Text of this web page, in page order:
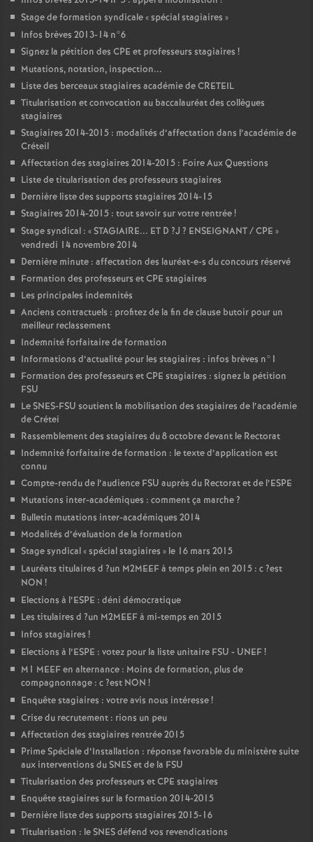
Stage de formation syndicale «spécial stagiaires »
Infos brèves 2013-14 n°6
Signez la pétition des CPE et professeurs stagiaires !
Mutations, notation, inspection...
Liste des berceaux stagiaires académie deCRETEIL
Titularisation et convocation au baccalauréat des collègues
stagiaires
Stagiaires 2014-2015 : modalités d’affectation dans l’académie de
Créteil
Affectation des stagiaires 2014-2015 : Foire Aux Questions
Liste de titularisation des professeurs stagiaires
Dernière liste des supports stagiaires 2014-15
Stagiaires 2014-2015 : tout savoir sur votre rentrée!
Stage syndical : «STAGIAIRE... ET D ?J ? ENSEIGNANT/CPE »
vendredi 14 novembre 2014
Dernière minute : affectation des lauréat-e-s du concours réservé
Formation des professeurs etCPE stagiaires
Les principales indemnités
Anciens contractuels : profitez de la fin de clause butoir pour un
meilleur reclassement
Indemnité forfaitaire de formation
Informations d’actualité pour les stagiaires : infos brèves n°1
Formation des professeurs etCPE stagiaires : signez la pétition
FSU
LeSNES-FSU soutient la mobilisation des stagiaires de l’académie
de Crétei
Rassemblement des stagiaires du 8 octobre devant le Rectorat
Indemnité forfaitaire de formation : le texte d’application est
connu
Compte-rendu de l’audience FSU auprès du Rectorat et de l’ESPE
Mutations inter-académiques : comment ça marche?
Bulletin mutations inter-académiques 2014
Modalités d’évaluation de la formation
Stage syndical «spécial stagiaires » le 16 mars 2015
Lauréats titulaires d ?un M2MEEFà temps plein en 2015 : c?est
NON !
Elections à l’ESPE : déni démocratique
Les titulaires d ?un M2MEEFà mi-temps en 2015
Infos stagiaires !
Elections à l’ESPE : votez pour la liste unitaire FSU - UNEF!
M1 MEEFen alternance : Moins de formation, plus de
compagnonnage : c?est NON !
Enquête stagiaires : votre avis nous intéresse!
Crise du recrutement : rions un peu
Affectation des stagiaires rentrée 2015
Prime Spéciale d’Installation : réponse favorable du ministère suite
aux interventions duSNESet de la FSU
Titularisation des professeurs etCPE stagiaires
Enquête stagiaires sur la formation 2014-2015
Dernière liste des supports stagiaires 2015-16
Titularisation : leSNESdéfend vos revendications